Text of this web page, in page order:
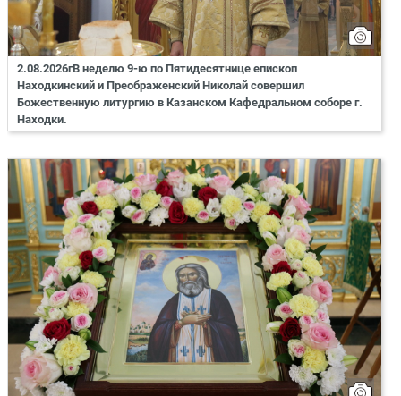
2.08.2026гВ неделю 9-ю по Пятидесятнице епископ
Находкинский и Преображенский Николай совершил
Божественную литургию в Казанском Кафедральном соборе г.
Находки.